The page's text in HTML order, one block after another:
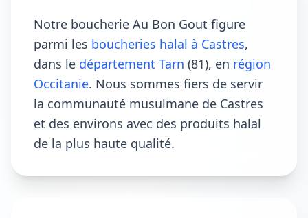
Notre boucherie Au Bon Gout figure
parmi les boucheries halal à Castres,
dans le département Tarn (81), en région
Occitanie. Nous sommes fiers de servir
la communauté musulmane de Castres
et des environs avec des produits halal
de la plus haute qualité.